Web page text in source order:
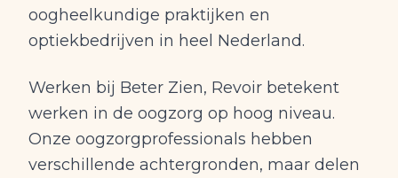
oogheelkundige praktijken en
optiekbedrijven in heel Nederland.
Werken bij Beter Zien, Revoir betekent
werken in de oogzorg op hoog niveau.
Onze oogzorgprofessionals hebben
verschillende achtergronden, maar delen